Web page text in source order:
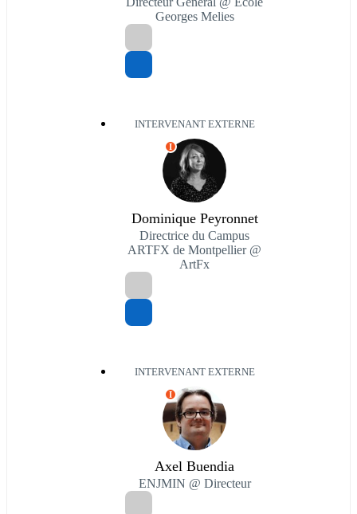
Georges Melies
INTERVENANT EXTERNE
I
Dominique Peyronnet
Directrice du Campus
ARTFX de Montpellier @
ArtFx
INTERVENANT EXTERNE
I
Axel Buendia
ENJMIN @ Directeur